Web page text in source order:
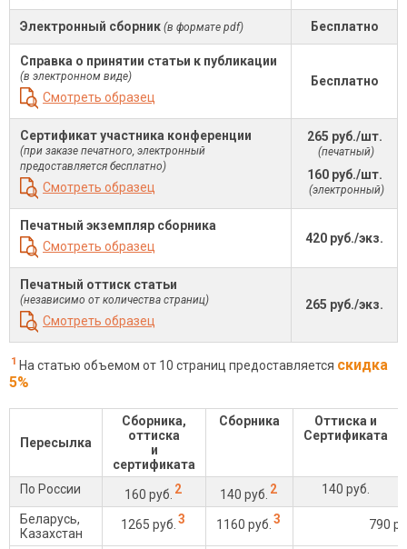
Электронный сборник (в формате pdf) Бесплатно
Справка о принятии статьи к публикации
(в электронном виде)
Смотреть образец
Бесплатно
Сертификат участника конференции
(при заказе печатного, электронный
предоставляется бесплатно)
Смотреть образец
265 руб./шт.
(печатный)
160 руб./шт.
(электронный)
Печатный экземпляр сборника
Смотреть образец
420 руб./экз.
Печатный оттиск статьи
(независимо от количества страниц)
Смотреть образец
265 руб./экз.
1 На статью объемом от 10 страниц предоставляется скидка
5%
Пересылка
Сборника,
оттиска
и
сертификата
Сборника
Оттиска и
Сертификата
По России 160 руб. 2 140 руб. 2 140 руб.
Беларусь,
Казахстан
1265 руб. 3 1160 руб. 3 790